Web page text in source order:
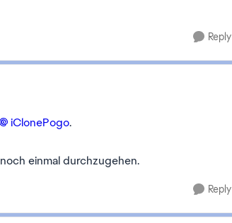
Reply
iClonePogo​.
noch einmal durchzugehen.
Reply